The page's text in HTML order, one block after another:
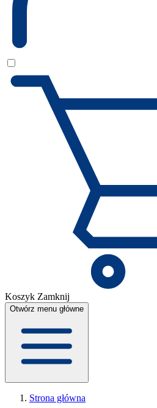
Koszyk Zamknij
Otwórz menu główne
Strona główna